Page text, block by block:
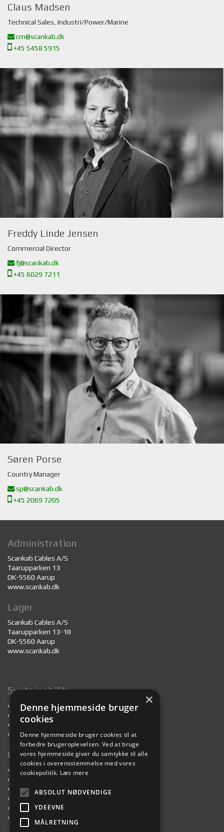
Claus Madsen
Technical Sales, Industri/Power/Marine
cm@scankab.dk
+45 5458 5915
Freddy Linde Jensen
Commercial Director
fj@scankab.dk
+45 6029 7211
Søren Porse
Country Manager
sp@scankab.dk
+45 2069 7205
Administration
Scankab Cables A/S
Taarupparken 13
DK-5560 Aarup
www.scankab.dk
Lager
Scankab Cables A/S
Taarupparken 13-18
DK-5560 Aarup
www.scankab.dk
Sustainability
›
Bæredygtighed
›
Kabler til bæredygtigt byggeri
›
Genanvendelse af tromler
›
Ansvarlige fabrikker
Genveje
›
Føringsveje
›
Book tromleafhentning
›
Downloads
›
Privatlivspolitik
›
Salgs- og leveringsbetingelser
›
Medarbejdere
×
Denne hjemmeside bruger
cookies
Denne hjemmeside bruger cookies til at
forbedre brugeroplevelsen. Ved at bruge
vores hjemmeside giver du samtykke til alle
cookies i overensstemmelse med vores
cookiepolitik. Læs mere
ABSOLUT NØDVENDIGE
YDEEVNE
MÅLRETNING